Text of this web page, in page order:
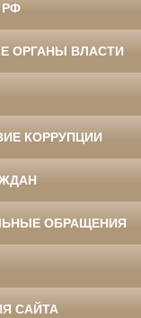
РФ
ОРГАНЫ ВЛАСТИ
КОРРУПЦИИ
ОБРАЩЕНИЯ
САЙТА